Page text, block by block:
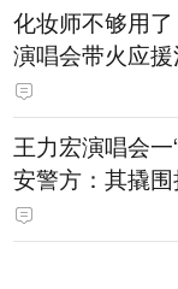
化妆师不够用
演唱会带火应
王力宏演唱会一
安警方：其撬
带10人入场